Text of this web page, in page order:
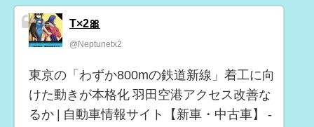
T×2🎀
@Neptunetx2
東京の「わずか800mの鉄道新線」着工に向
けた動きが本格化 羽田空港アクセス改善な
るか | 自動車情報サイト【新車・中古車】 -